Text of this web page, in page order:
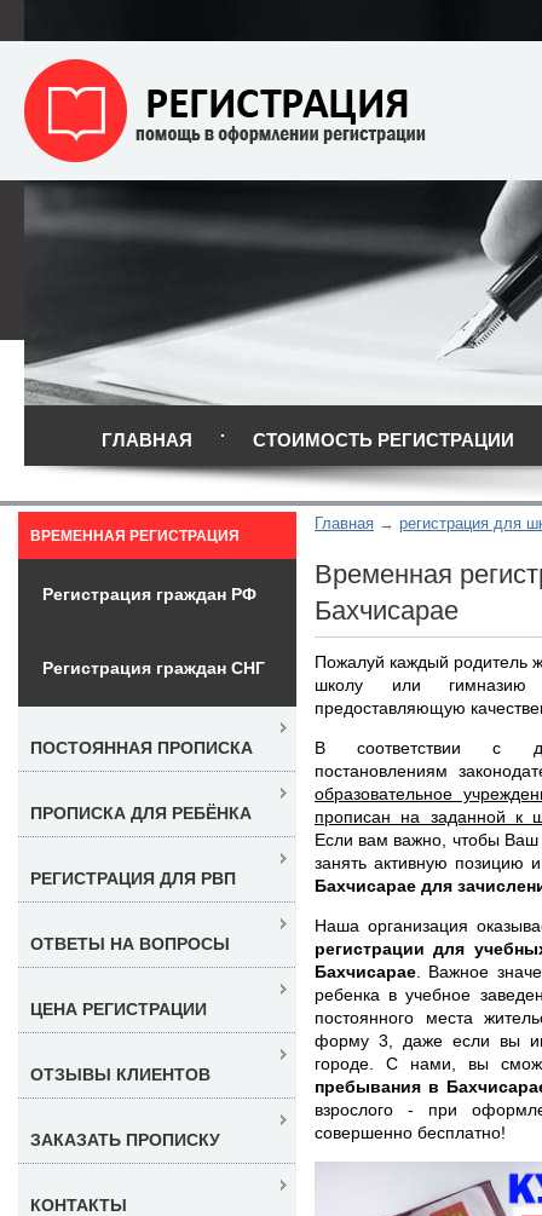
ГЛАВНАЯ СТОИМОСТЬ РЕГИСТРАЦИИ
Главная регистрация для
Временная
Бахчисарае
Пожалуй каждый родитель
школу или
предоставляющую
В соответствии с
постановлениям
образовательное
прописан на заданной к
Если вам важно, чтобы
занять активную позицию
Бахчисарае для
Наша организация
регистрации для
Бахчисарае . Важное
ребенка в учебное
постоянного места
форму 3, даже если вы
городе. С нами, вы
пребывания в
взрослого - при
совершенно бесплатно!
ВРЕМЕННАЯ РЕГИСТРАЦИЯ
Регистрация граждан РФ
Регистрация граждан СНГ
ПОСТОЯННАЯ ПРОПИСКА
ПРОПИСКА ДЛЯ РЕБЁНКА
РЕГИСТРАЦИЯ ДЛЯ РВП
ОТВЕТЫ НА ВОПРОСЫ
ЦЕНА РЕГИСТРАЦИИ
ОТЗЫВЫ КЛИЕНТОВ
ЗАКАЗАТЬ ПРОПИСКУ
КОНТАКТЫ